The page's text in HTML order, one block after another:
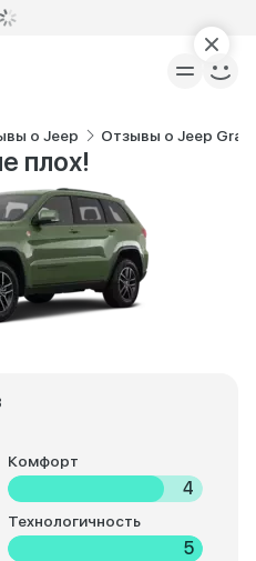
о Jeep Отзывы о Jeep
плох!
Комфорт
4
Технологичность
5